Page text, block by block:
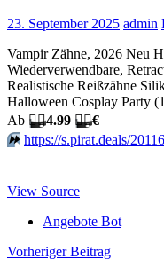
23. September 2025 admin
Vampir Zähne, 2026 Neu
Wiederverwendbare,
Realistische Reißzähne
Halloween Cosplay Party
Аb 🏴‍☠️4.99 🏴‍☠️€
⏩️ https://s.pirat.deals/
View Source
Angebote Bot
Vorheriger Beitrag